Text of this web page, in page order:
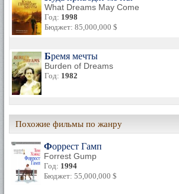
What Dreams May Come
Год: 1998
Бюджет: 85,000,000 $
Бремя мечты
Burden of Dreams
Год: 1982
Похожие фильмы по жанру
Форрест Гамп
Forrest Gump
Год: 1994
Бюджет: 55,000,000 $